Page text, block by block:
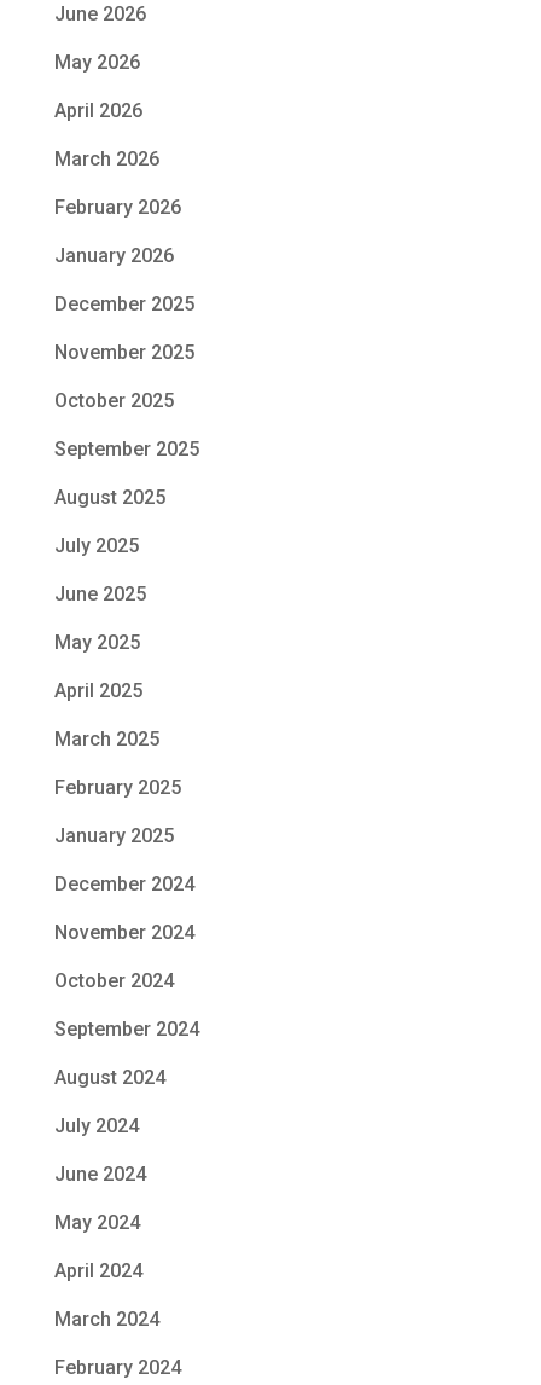
June 2026
May 2026
April 2026
March 2026
February 2026
January 2026
December 2025
November 2025
October 2025
September 2025
August 2025
July 2025
June 2025
May 2025
April 2025
March 2025
February 2025
January 2025
December 2024
November 2024
October 2024
September 2024
August 2024
July 2024
June 2024
May 2024
April 2024
March 2024
February 2024